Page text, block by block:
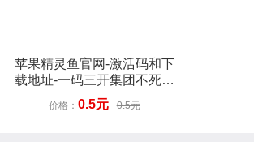
苹果精灵鱼官网-激活码和下
载地址-一码三开集团不死证
书-15天退换
价格： 0.5元 0.5元